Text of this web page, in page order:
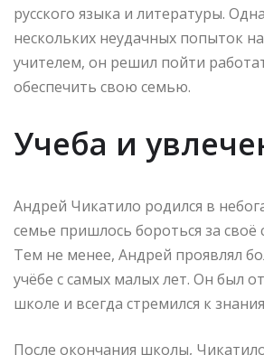
русского языка и литературы.
нескольких неудачных попыток
учителем, он решил пойти
обеспечить свою семью.
Учеба и
Андрей Чикатило родился в
семье пришлось бороться за своё
Тем не менее, Андрей проявлял
учёбе с самых малых лет. Он был
школе и всегда стремился к
После окончания школы,